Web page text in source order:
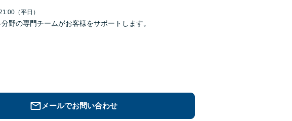
（平日）
野の専門チームがお客様をサポートします。
メールでお問い合わせ